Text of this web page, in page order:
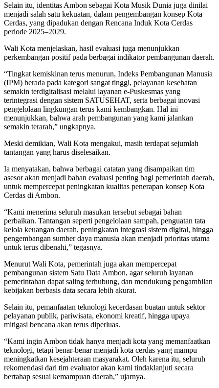
Selain itu, identitas Ambon sebagai Kota Musik Dunia juga dinilai
menjadi salah satu kekuatan, dalam pengembangan konsep Kota
Cerdas, yang dipadukan dengan Rencana Induk Kota Cerdas
periode 2025–2029.
Wali Kota menjelaskan, hasil evaluasi juga menunjukkan
perkembangan positif pada berbagai indikator pembangunan daerah.
“Tingkat kemiskinan terus menurun, Indeks Pembangunan Manusia
(IPM) berada pada kategori sangat tinggi, pelayanan kesehatan
semakin terdigitalisasi melalui layanan e-Puskesmas yang
terintegrasi dengan sistem SATUSEHAT, serta berbagai inovasi
pengelolaan lingkungan terus kami kembangkan. Hal ini
menunjukkan, bahwa arah pembangunan yang kami jalankan
semakin terarah,” ungkapnya.
Meski demikian, Wali Kota mengakui, masih terdapat sejumlah
tantangan yang harus diselesaikan.
Ia menyatakan, bahwa berbagai catatan yang disampaikan tim
asesor akan menjadi bahan evaluasi penting bagi pemerintah daerah,
untuk mempercepat peningkatan kualitas penerapan konsep Kota
Cerdas di Ambon.
“Kami menerima seluruh masukan tersebut sebagai bahan
perbaikan. Tantangan seperti pengelolaan sampah, penguatan tata
kelola keuangan daerah, peningkatan integrasi sistem digital, hingga
pengembangan sumber daya manusia akan menjadi prioritas utama
untuk terus dibenahi,” tegasnya.
Menurut Wali Kota, pemerintah juga akan mempercepat
pembangunan sistem Satu Data Ambon, agar seluruh layanan
pemerintahan dapat saling terhubung, dan mendukung pengambilan
kebijakan berbasis data secara lebih akurat.
Selain itu, pemanfaatan teknologi kecerdasan buatan untuk sektor
pelayanan publik, pariwisata, ekonomi kreatif, hingga upaya
mitigasi bencana akan terus diperluas.
“Kami ingin Ambon tidak hanya menjadi kota yang memanfaatkan
teknologi, tetapi benar-benar menjadi kota cerdas yang mampu
meningkatkan kesejahteraan masyarakat. Oleh karena itu, seluruh
rekomendasi dari tim evaluator akan kami tindaklanjuti secara
bertahap sesuai kemampuan daerah,” ujarnya.